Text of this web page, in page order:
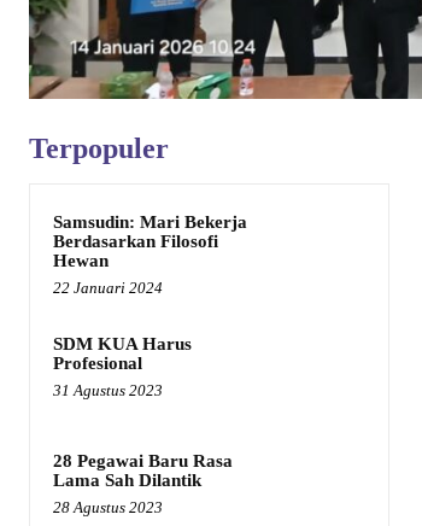
Terpopuler
Samsudin: Mari Bekerja
Berdasarkan Filosofi
Hewan
22 Januari 2024
SDM KUA Harus
Profesional
31 Agustus 2023
28 Pegawai Baru Rasa
Lama Sah Dilantik
28 Agustus 2023